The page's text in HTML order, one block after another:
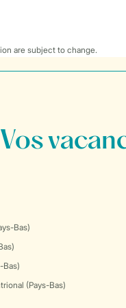
are subject to change.
Vos
Bas)
Bas)
(Pays-Bas)